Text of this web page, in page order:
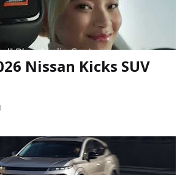
Nissan Kicks SUV